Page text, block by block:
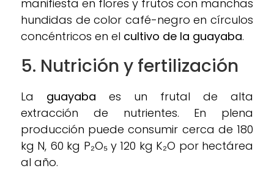
manifiesta en flores y frutos con manchas
hundidas de color café-negro en círculos
concéntricos en el cultivo de la guayaba.
5. Nutrición y fertilización
La guayaba es un frutal de alta
extracción de nutrientes. En plena
producción puede consumir cerca de 180
kg N, 60 kg P₂O₅ y 120 kg K₂O por hectárea
al año.